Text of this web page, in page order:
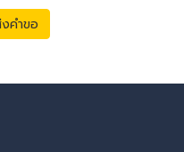
คำขอ